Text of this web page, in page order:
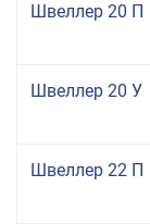
Швеллер 20 П
Швеллер 20 У
Швеллер 22 П